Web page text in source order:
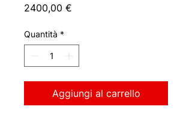
2400,00 €
Quantità *
Aggiungi al carrello